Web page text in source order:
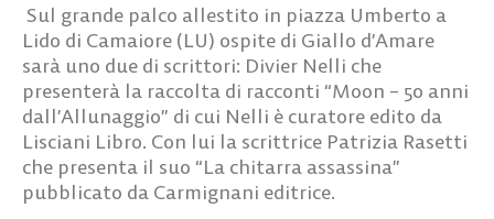
Sul grande palco allestito in piazza Umberto a
Lido di Camaiore (LU) ospite di Giallo d’Amare
sarà uno due di scrittori: Divier Nelli che
presenterà la raccolta di racconti “Moon – 50 anni
dall’Allunaggio” di cui Nelli è curatore edito da
Lisciani Libro. Con lui la scrittrice Patrizia Rasetti
che presenta il suo “La chitarra assassina”
pubblicato da Carmignani editrice.